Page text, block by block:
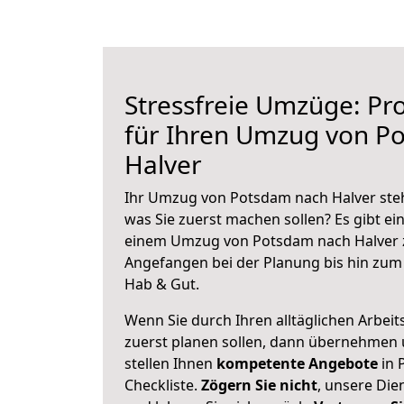
Stressfreie Umzüge:
für Ihren Umzug von
Halver
Ihr Umzug von Potsdam nach Halver
was Sie zuerst machen sollen? Es gibt
einem Umzug von Potsdam nach
Angefangen bei der Planung bis hin
Hab & Gut.
Wenn Sie durch Ihren alltäglichen
zuerst planen sollen, dann
stellen Ihnen kompetente Angebote in
Checkliste. Zögern Sie nicht, unsere